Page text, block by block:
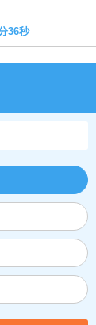
36秒